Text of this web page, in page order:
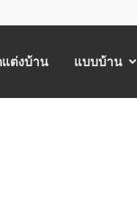
ต่งบ้าน แบบบ้าน